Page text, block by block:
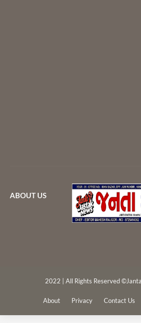
ABOUT US
2022 | All Rights Reserved
About Privacy Contact Us